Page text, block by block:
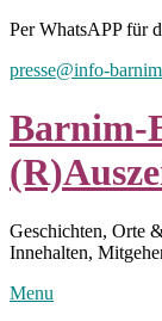
Skip
content
Per WhatsAPP für
presse@info-
Barnim-
Geschichten, Orte
Innehalten,
Menu